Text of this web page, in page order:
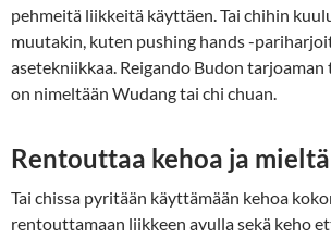
pehmeitä liikkeitä käyttäen. Tai chihin
muutakin, kuten pushing hands -
asetekniikkaa. Reigando Budon
on nimeltään Wudang tai chi chuan.
Rentouttaa kehoa ja mieltä
Tai chissa pyritään käyttämään kehoa
rentouttamaan liikkeen avulla sekä keho